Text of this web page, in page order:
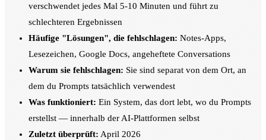
verschwendet jedes Mal 5-10 Minuten und führt zu
schlechteren Ergebnissen
Häufige "Lösungen", die fehlschlagen: Notes-Apps,
Lesezeichen, Google Docs, angeheftete Conversations
Warum sie fehlschlagen: Sie sind separat von dem Ort, an
dem du Prompts tatsächlich verwendest
Was funktioniert: Ein System, das dort lebt, wo du Prompts
erstellst — innerhalb der AI-Plattformen selbst
Zuletzt überprüft: April 2026